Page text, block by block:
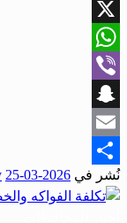
Facebook
X
WhatsApp
Viber
Snapchat
Email
Share
نُشر في 2026-03-25